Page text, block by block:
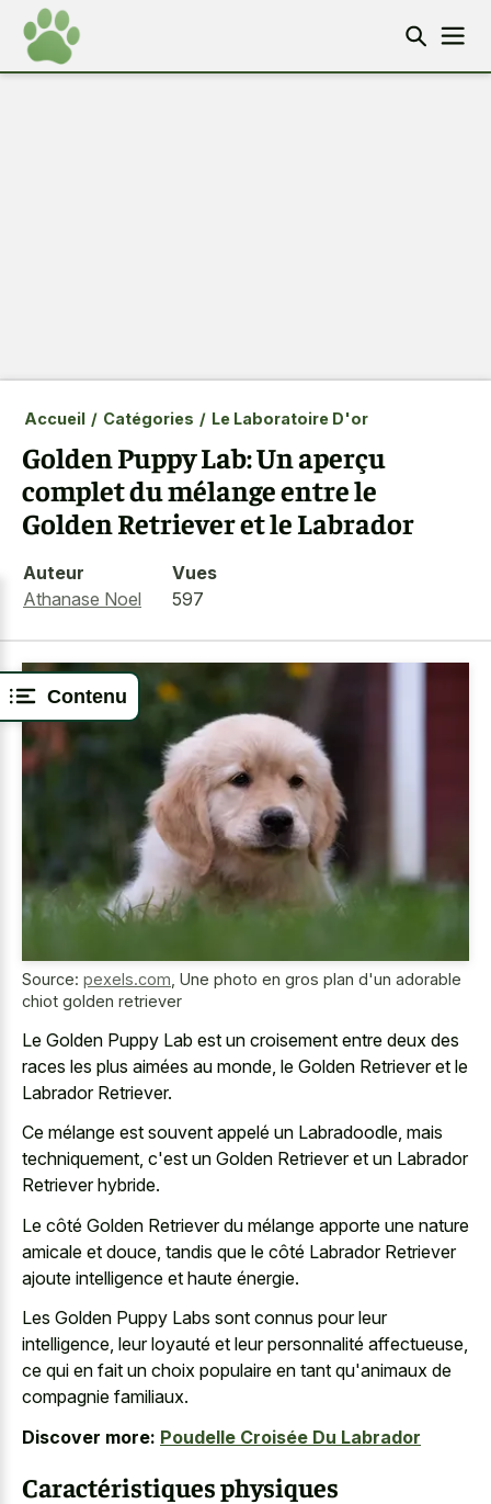
Contenu
Accueil / Catégories / Le Laboratoire D'or
Golden Puppy Lab: Un aperçu
complet du mélange entre le
Golden Retriever et le Labrador
Auteur
Athanase Noel
Vues
597
Source: pexels.com Une photo en gros plan d'un adorable
chiot golden retriever
Le Golden Puppy Lab est un croisement entre deux des
races les plus aimées au monde, le Golden Retriever et le
Labrador Retriever.
Ce mélange est souvent appelé un Labradoodle, mais
techniquement, c'est un Golden Retriever et un Labrador
Retriever hybride.
Le côté Golden Retriever du mélange apporte une nature
amicale et douce, tandis que le côté Labrador Retriever
ajoute intelligence et haute énergie.
Les Golden Puppy Labs sont connus pour leur
intelligence, leur loyauté et leur personnalité affectueuse,
ce qui en fait un choix populaire en tant qu'animaux de
compagnie familiaux.
Discover more: Poudelle Croisée Du Labrador
Caractéristiques physiques